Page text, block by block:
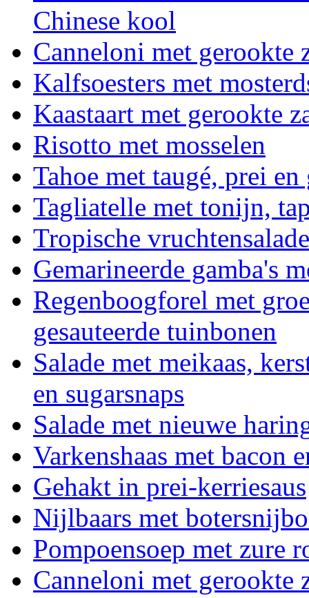
Chinese kool
Canneloni met gerookte
Kalfsoesters met
Kaastaart met gerookte
Risotto met mosselen
Tahoe met taugé, prei en
Tagliatelle met tonijn,
Tropische vruchtensalade
Gemarineerde gamba's
Regenboogforel met
gesauteerde tuinbonen
Salade met meikaas,
en sugarsnaps
Salade met nieuwe
Varkenshaas met bacon
Gehakt in prei-kerriesaus
Nijlbaars met
Pompoensoep met zure
Canneloni met gerookte